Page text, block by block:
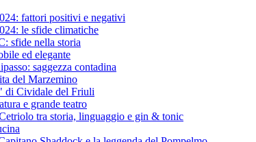
fattori positivi e negativi
le sfide climatiche
sfide nella storia
ed elegante
saggezza contadina
del Marzemino
Cividale del Friuli
e grande teatro
tra storia, linguaggio e gin & tonic